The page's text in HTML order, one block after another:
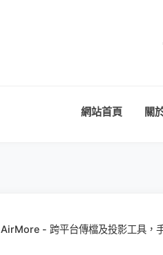
網站首頁 關
AirMore - 跨平台傳檔及投影工具，